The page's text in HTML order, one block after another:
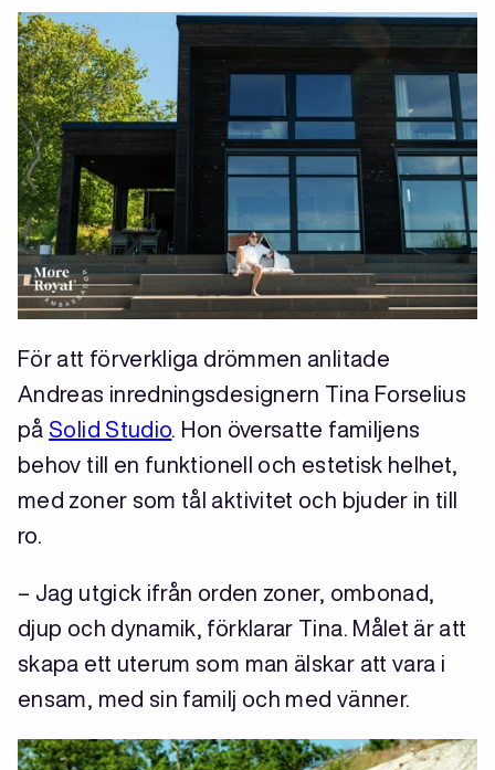
För att förverkliga drömmen anlitade
Andreas inredningsdesignern Tina Forselius
på Solid Studio . Hon översatte familjens
behov till en funktionell och estetisk helhet,
med zoner som tål aktivitet och bjuder in till
ro.
– Jag utgick ifrån orden zoner, ombonad,
djup och dynamik, förklarar Tina. Målet är att
skapa ett uterum som man älskar att vara i
ensam, med sin familj och med vänner.